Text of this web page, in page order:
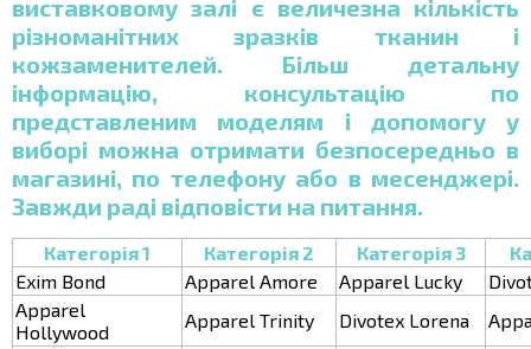
виставковому залі є величезна кількість
різноманітних зразків тканин і
кожзаменителей. Більш детальну
інформацію, консультацію по
представленим моделям і допомогу у
виборі можна отримати безпосередньо в
магазині, по телефону або в месенджері.
Завжди раді відповісти на питання.
Категорія 1 Категорія 2 Категорія 3
Exim Bond
Apparel Amore Apparel Lucky
Apparel
Hollywood
Apparel Trinity Divotex Lorena